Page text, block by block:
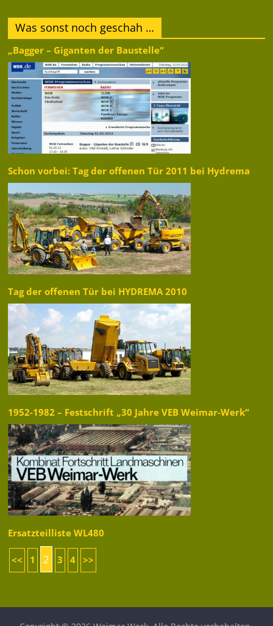
Was sonst noch geschah …
„Bagger – Giganten der Baustelle“
Schon vorbei: Tag der offenen Tür 2011 bei Hydrema
Tag der offenen Tür bei HYDREMA 2010
1952-1982 – Festschrift „30 Jahre VEB Weimar-Werk“
Ersatzteilliste WL480
<< 1 2 3 4 >>